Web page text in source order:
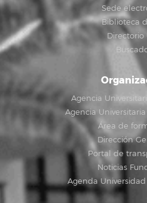
Sede
Biblioteca
Directorio
Agencia
Agencia
Área de
Dirección
Portal de
Noticias
Agenda